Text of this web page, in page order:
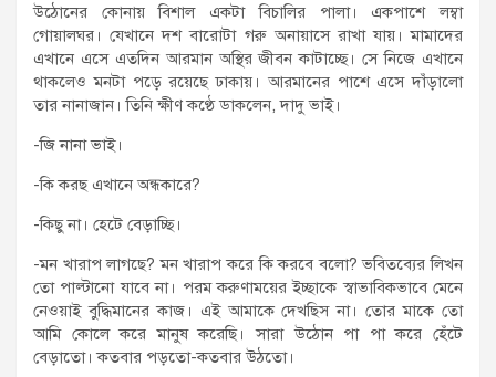
উঠোনের কোনায় বিশাল একটা বিচালির পালা। একপাশে লম্বা
গোয়ালঘর। যেখানে দশ বারোটা গরু অনায়াসে রাখা যায়। মামাদের
এখানে এসে এতদিন আরমান অস্থির জীবন কাটাচ্ছে। সে নিজে এখানে
থাকলেও মনটা পড়ে রয়েছে ঢাকায়। আরমানের পাশে এসে দাঁড়ালো
তার নানাজান। তিনি ক্ষীণ কণ্ঠে ডাকলেন, দাদু ভাই।
-জি নানা ভাই।
-কি করছ এখানে অন্ধকারে?
-কিছু না। হেটে বেড়াচ্ছি।
-মন খারাপ লাগছে? মন খারাপ করে কি করবে বলো? ভবিতব্যের লিখন
তো পাল্টানো যাবে না। পরম করুণাময়ের ইচ্ছাকে স্বাভাবিকভাবে মেনে
নেওয়াই বুদ্ধিমানের কাজ। এই আমাকে দেখছিস না। তোর মাকে তো
আমি কোলে করে মানুষ করেছি। সারা উঠোন পা পা করে হেঁটে
বেড়াতো। কতবার পড়তো-কতবার উঠতো।